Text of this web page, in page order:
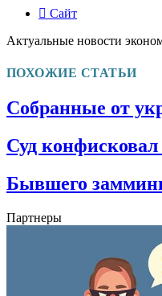
Сайт
Актуальные новости
ПОХОЖИЕ СТАТЬИ
Собранные от
Суд
Бывшего
Партнеры